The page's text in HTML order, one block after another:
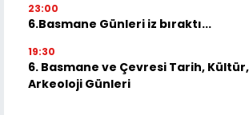
23:00
6.Basmane Günleri iz bıraktı...
19:30
6. Basmane ve Çevresi Tarih,
Arkeoloji Günleri